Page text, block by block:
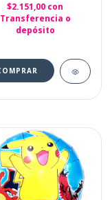
$2.151,00 con
Transferencia o
depósito